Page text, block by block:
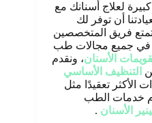
لعلاج أسنانك مع
أن توفر لك
فريق المتخصصين
في جميع مجالات طب
الأسنان، ونقدم
التنظيف الأساسي
الأكثر تعقيدًا مثل
خدمات الطب
الأسنان .